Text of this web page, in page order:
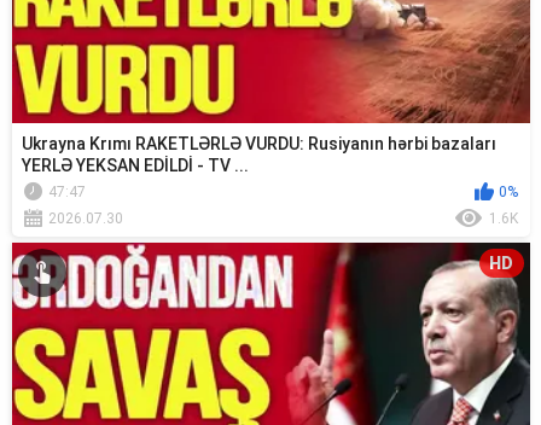
Ukrayna Krımı RAKETLƏRLƏ VURDU: Rusiyanın hərbi bazaları
YERLƏ YEKSAN EDİLDİ - TV ...
47:47
0%
2026.07.30
1.6K
HD